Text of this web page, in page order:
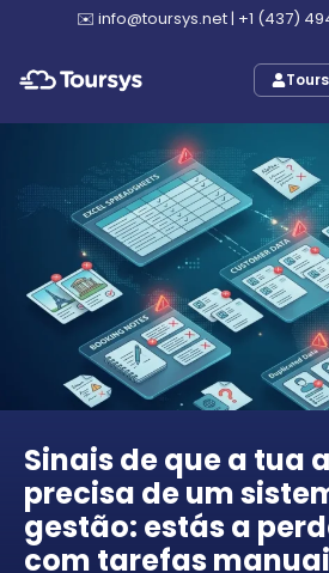
✉️ info@toursys.net| +1 (437)
Sinais de que a tua
precisa de um
gestão: estás a
com tarefas